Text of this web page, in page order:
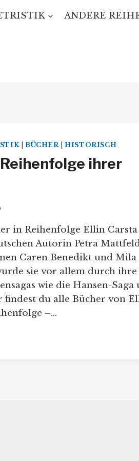
ANDERE
| BÜCHER|HISTORISCH
ihrer
in Reihenfolge Ellin Carsta
Autorin Petra
Caren Benedikt und Mila
sie vor allem durch ihre
wie die Hansen-Saga
findest du alle Bücher von
–…